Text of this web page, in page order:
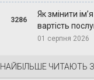
3286
Як змінити
вартість
01 серпня 2026
НАЙБІЛЬШЕ ЧИТАЮТЬ